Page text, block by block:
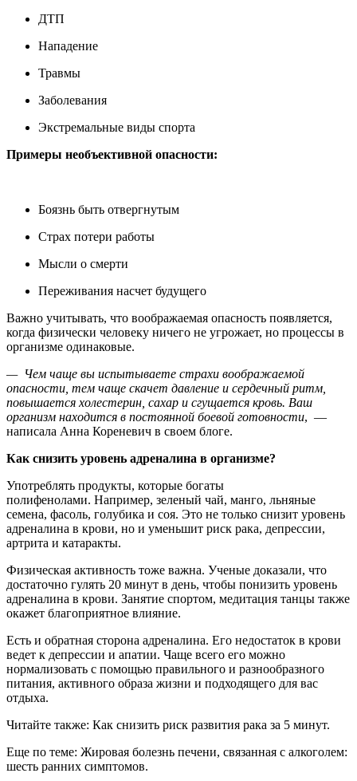
ДТП
Нападение
Травмы
Заболевания
Экстремальные виды спорта
Примеры необъективной опасности:
Боязнь быть отвергнутым
Страх потери работы
Мысли о смерти
Переживания насчет будущего
Важно учитывать, что воображаемая опасность появляется,
когда физически человеку ничего не угрожает, но процессы в
организме одинаковые.
— Чем чаще вы испытываете страхи воображаемой
опасности, тем чаще скачет давление и сердечный ритм,
повышается холестерин, сахар и сгущается кровь. Ваш
организм находится в постоянной боевой готовности, —
написала Анна Кореневич в своем блоге.
Как снизить уровень адреналина в организме?
Употреблять продукты, которые богаты
полифенолами. Например, зеленый чай, манго, льняные
семена, фасоль, голубика и соя. Это не только снизит уровень
адреналина в крови, но и уменьшит риск рака, депрессии,
артрита и катаракты.
Физическая активность тоже важна. Ученые доказали, что
достаточно гулять 20 минут в день, чтобы понизить уровень
адреналина в крови. Занятие спортом, медитация танцы также
окажет благоприятное влияние.
Есть и обратная сторона адреналина. Его недостаток в крови
ведет к депрессии и апатии. Чаще всего его можно
нормализовать с помощью правильного и разнообразного
питания, активного образа жизни и подходящего для вас
отдыха.
Читайте также: Как снизить риск развития рака за 5 минут.
Еще по теме: Жировая болезнь печени, связанная с алкоголем:
шесть ранних симптомов.